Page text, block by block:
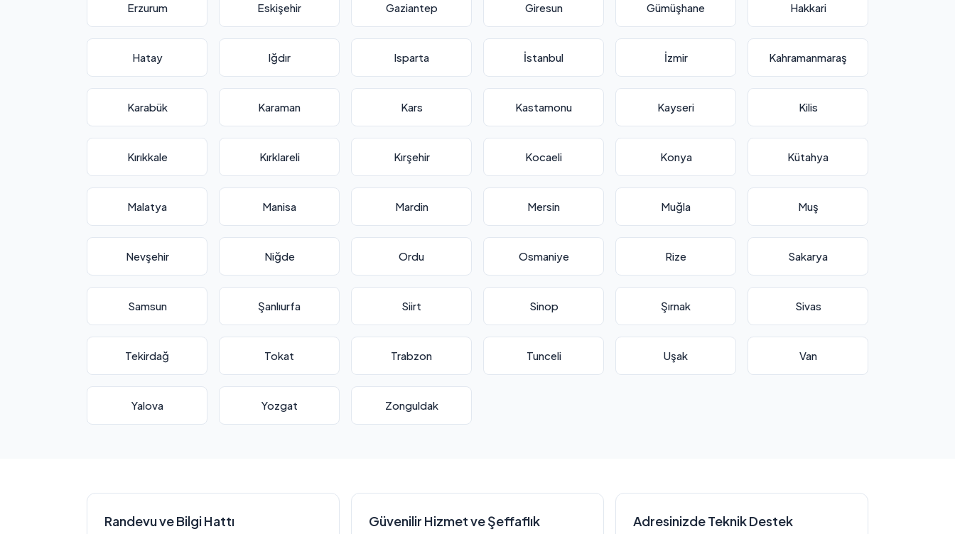
Erzurum Eskişehir Gaziantep Giresun Gümüşhane Hakkari
Hatay Iğdır Isparta İstanbul İzmir Kahramanmaraş
Karabük Karaman Kars Kastamonu Kayseri Kilis
Kırıkkale Kırklareli Kırşehir Kocaeli Konya Kütahya
Malatya Manisa Mardin Mersin Muğla Muş
Nevşehir Niğde Ordu Osmaniye Rize Sakarya
Samsun Şanlıurfa Siirt Sinop Şırnak Sivas
Tekirdağ Tokat Trabzon Tunceli Uşak Van
Yalova Yozgat Zonguldak
Randevu ve Bilgi Hattı Güvenilir Hizmet ve Şeffaflık Adresinizde Teknik Destek